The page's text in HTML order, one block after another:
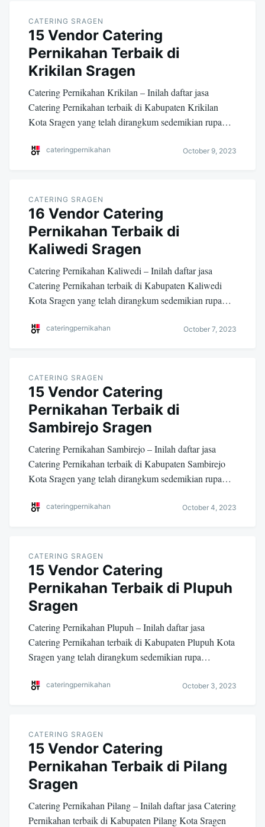
CATERING SRAGEN
15 Vendor Catering
Pernikahan Terbaik di
Krikilan Sragen
Catering Pernikahan Krikilan – Inilah daftar jasa
Catering Pernikahan terbaik di Kabupaten Krikilan
Kota Sragen yang telah dirangkum sedemikian rupa…
cateringpernikahan October 9, 2023
CATERING SRAGEN
16 Vendor Catering
Pernikahan Terbaik di
Kaliwedi Sragen
Catering Pernikahan Kaliwedi – Inilah daftar jasa
Catering Pernikahan terbaik di Kabupaten Kaliwedi
Kota Sragen yang telah dirangkum sedemikian rupa…
cateringpernikahan October 7, 2023
CATERING SRAGEN
15 Vendor Catering
Pernikahan Terbaik di
Sambirejo Sragen
Catering Pernikahan Sambirejo – Inilah daftar jasa
Catering Pernikahan terbaik di Kabupaten Sambirejo
Kota Sragen yang telah dirangkum sedemikian rupa…
cateringpernikahan October 4, 2023
CATERING SRAGEN
15 Vendor Catering
Pernikahan Terbaik di Plupuh
Sragen
Catering Pernikahan Plupuh – Inilah daftar jasa
Catering Pernikahan terbaik di Kabupaten Plupuh Kota
Sragen yang telah dirangkum sedemikian rupa…
cateringpernikahan October 3, 2023
CATERING SRAGEN
15 Vendor Catering
Pernikahan Terbaik di Pilang
Sragen
Catering Pernikahan Pilang – Inilah daftar jasa Catering
Pernikahan terbaik di Kabupaten Pilang Kota Sragen